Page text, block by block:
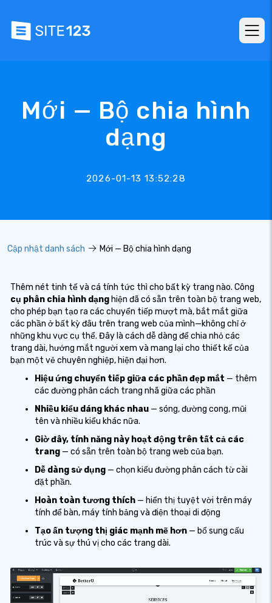
Mới — Bộ chia hình
dạng
2026-01-13 13:52:28
Cập nhật danh sách Mới — Bộ chia hình dạng
Thêm nét tinh tế và cá tính tức thì cho bất kỳ trang nào. Công
cụ phân chia hình dạng hiện đã có sẵn trên toàn bộ trang web,
cho phép bạn tạo ra các chuyển tiếp mượt mà, bắt mắt giữa
các phần ở bất kỳ đâu trên trang web của mình—không chỉ ở
những khu vực cụ thể. Đây là cách dễ dàng để chia nhỏ các
trang dài, hướng mắt người xem và mang lại cho thiết kế của
bạn một vẻ chuyên nghiệp, hiện đại hơn.
Hiệu ứng chuyển tiếp giữa các phần đẹp mắt — thêm
các đường phân cách trang nhã giữa các phần
Nhiều kiểu dáng khác nhau — sóng, đường cong, mũi
tên và nhiều kiểu khác nữa.
Giờ đây, tính năng này hoạt động trên tất cả các
trang — có sẵn trên toàn bộ trang web của bạn.
Dễ dàng sử dụng — chọn kiểu đường phân cách từ cài
đặt phần.
Hoàn toàn tương thích — hiển thị tuyệt vời trên máy
tính để bàn, máy tính bảng và điện thoại di động
Tạo ấn tượng thị giác mạnh mẽ hơn — bổ sung cấu
trúc và sự thú vị cho các trang dài.